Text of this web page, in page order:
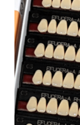
会社概要
お問い合わせ